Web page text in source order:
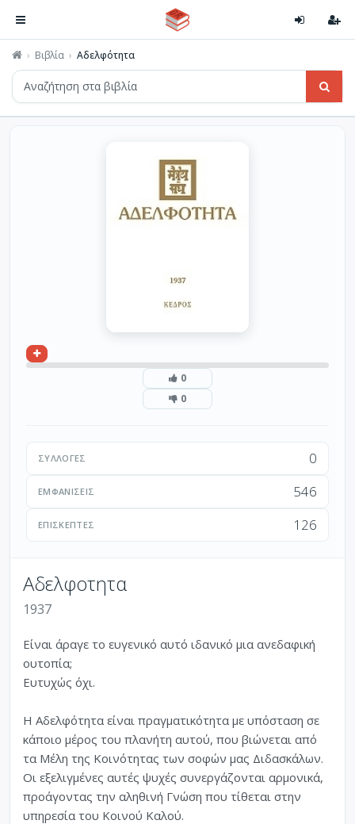
Βιβλία Αδελφότητα
0
0
ΣΥΛΛΟΓΈΣ 0
ΕΜΦΑΝΊΣΕΙΣ 546
ΕΠΙΣΚΈΠΤΕΣ 126
Αδελφοτητα
1937
Είναι άραγε το ευγενικό αυτό ιδανικό μια ανεδαφική
ουτοπία;
Ευτυχώς όχι.
Η Αδελφότητα είναι πραγματικότητα με υπόσταση σε
κάποιο μέρος του πλανήτη αυτού, που βιώνεται από
τα Μέλη της Κοινότητας των σοφών μας Διδασκάλων.
Οι εξελιγμένες αυτές ψυχές συνεργάζονται αρμονικά,
προάγοντας την αληθινή Γνώση που τίθεται στην
υπηρεσία του Κοινού Καλού.